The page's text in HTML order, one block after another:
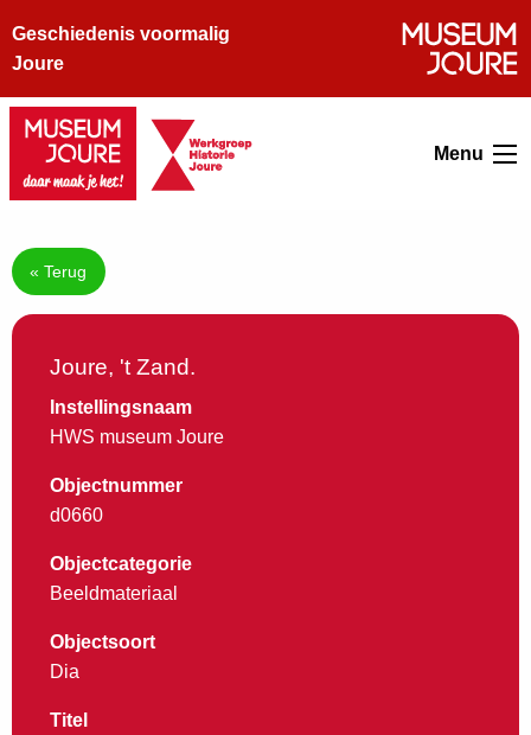
Geschiedenis voormalig
Joure
Menu
« Terug
Joure, 't Zand.
Instellingsnaam
HWS museum Joure
Objectnummer
d0660
Objectcategorie
Beeldmateriaal
Objectsoort
Dia
Titel